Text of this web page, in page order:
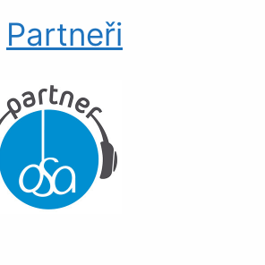
Partneři